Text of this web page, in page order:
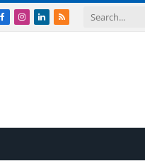
Facebook
Instagram
LinkedIn
RSS